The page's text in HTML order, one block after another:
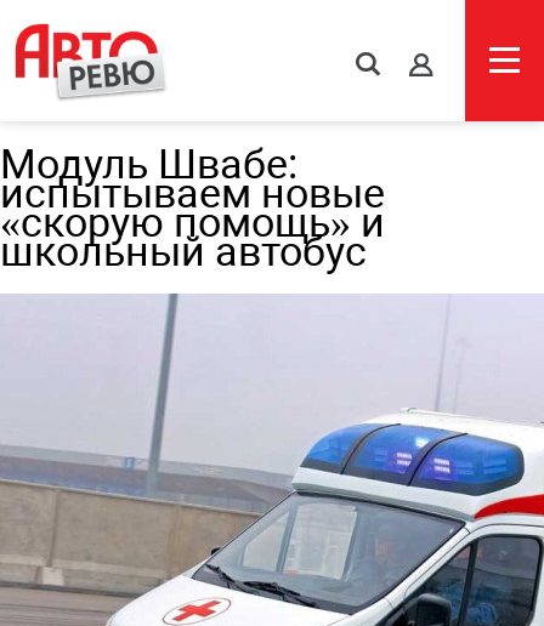
s
Модуль Швабе:
испытываем новые
«скорую помощь» и
школьный автобус